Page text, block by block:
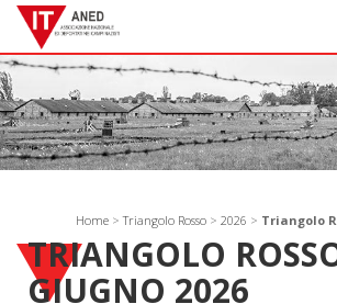
Home >Triangolo Rosso > 2026 > Triangolo
TRIANGOLO
GIUGNO 2026